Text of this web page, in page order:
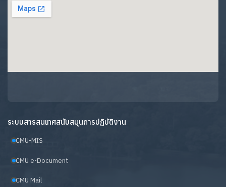
ระบบสารสนเทศสนับสนุนการปฏิบัติงาน
CMU-MIS
CMU e-Document
CMU Mail